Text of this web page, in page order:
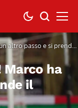
altro passo e si prende
ha
il